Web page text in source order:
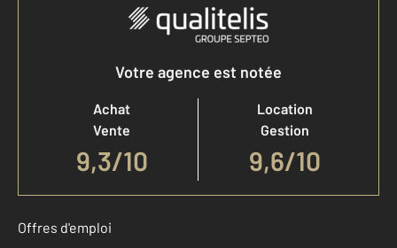
Votre agence est notée
Achat
Vente
9,3/10
Location
Gestion
9,6/10
Offres d'emploi